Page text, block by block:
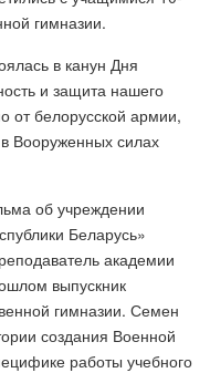
гимназии.
в канун Дня
и защита нашего
от белорусской армии,
Вооруженных силах
об учреждении
Беларусь»
академии
выпускник
гимназии. Семен
создания Военной
работы учебного